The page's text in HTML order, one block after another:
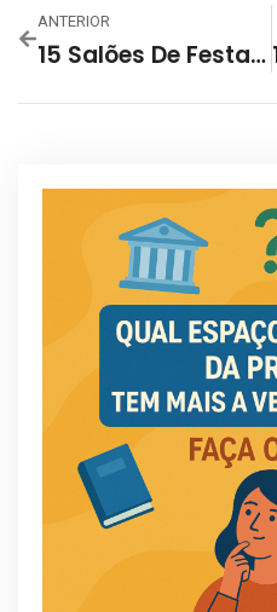
ANTERIOR
15 Salões De Festas Em BH – Melhores Salões De Festas!